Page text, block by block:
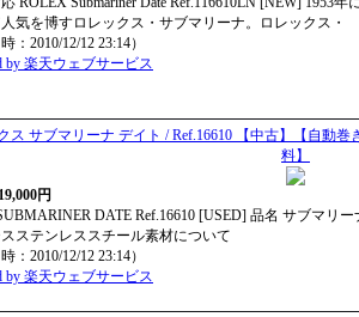
気を博すロレックス・サブマリーナ。ロレックス・
：2010/12/12 23:14）
by 楽天ウェブサービス
ス サブマリーナ デイト / Ref.16610 【中古】【自動
料】
円
DATE Ref.16610 [USED] 品名 サブマリ
ステンレススチール素材について
：2010/12/12 23:14）
by 楽天ウェブサービス